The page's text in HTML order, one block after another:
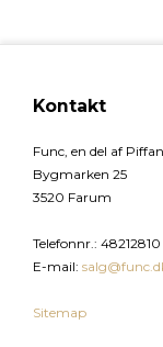
Kontakt
Func, en del af
Bygmarken 25
3520 Farum
Telefonnr. : 48212810
E-mail:
Sitemap